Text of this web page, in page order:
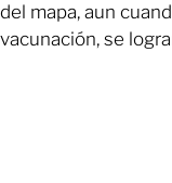
del mapa, aun
vacunación, se